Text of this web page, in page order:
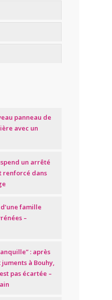
panneau de
avec un
un arrêté
renforcé dans
famille
–
: après
à Bouhy,
pas écartée –